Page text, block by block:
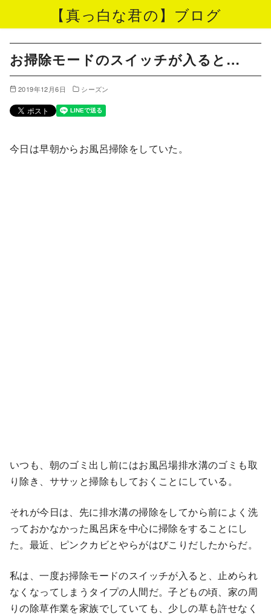
【真っ白な君の】ブログ
お掃除モードのスイッチが入ると…
2019年12月6日 シーズン
今日は早朝からお風呂掃除をしていた。
いつも、朝のゴミ出し前にはお風呂場排水溝のゴミも取
り除き、ササッと掃除もしておくことにしている。
それが今日は、先に排水溝の掃除をしてから前によく洗
っておかなかった風呂床を中心に掃除をすることにし
た。最近、ピンクカビとやらがはびこりだしたからだ。
私は、一度お掃除モードのスイッチが入ると、止められ
なくなってしまうタイプの人間だ。子どもの頃、家の周
りの除草作業を家族でしていても、少しの草も許せなく